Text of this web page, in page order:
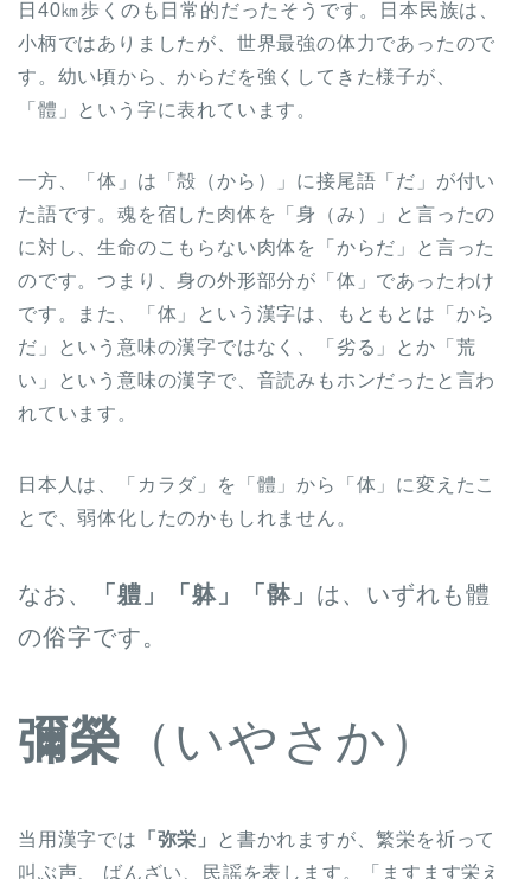
日40㎞歩くのも日常的だったそうです。日本民族は、
小柄ではありましたが、世界最強の体力であったので
す。幼い頃から、からだを強くしてきた様子が、
「體」という字に表れています。
一方、「体」は「殻（から）」に接尾語「だ」が付い
た語です。魂を宿した肉体を「身（み）」と言ったの
に対し、生命のこもらない肉体を「からだ」と言った
のです。つまり、身の外形部分が「体」であったわけ
です。また、「体」という漢字は、もともとは「から
だ」という意味の漢字ではなく、「劣る」とか「荒
い」という意味の漢字で、音読みもホンだったと言わ
れています。
日本人は、「カラダ」を「體」から「体」に変えたこ
とで、弱体化したのかもしれません。
なお、 「軆」「躰」「骵」 は、いずれも體
の俗字です。
彌榮 （いやさか）
当用漢字では 「弥栄」
と書かれますが、繁栄を祈って
叫ぶ声、 ばんざい、民謡を表します。「ますます栄え